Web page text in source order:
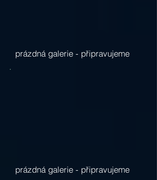
prázdná galerie - připravujeme
prázdná galerie - připravujeme